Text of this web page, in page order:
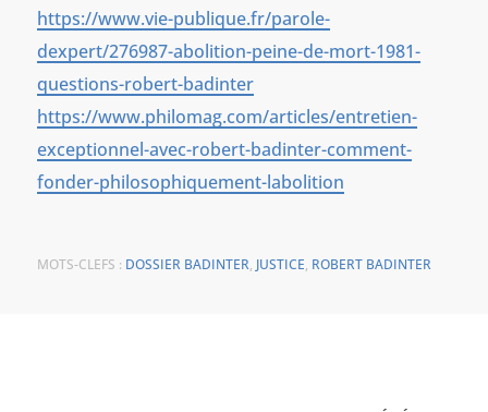
https://www.vie-publique.fr/parole-
dexpert/276987-abolition-peine-de-mort-1981-
questions-robert-badinter
https://www.philomag.com/articles/entretien-
exceptionnel-avec-robert-badinter-comment-
fonder-philosophiquement-labolition
MOTS-CLEFS : DOSSIER BADINTER, JUSTICE, ROBERT BADINTER